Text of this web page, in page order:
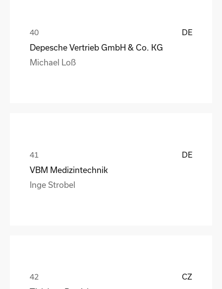
DE
Depesche Vertrieb GmbH & Co. KG
Michael Loß
DE
VBM Medizintechnik
Inge Strobel
CZ